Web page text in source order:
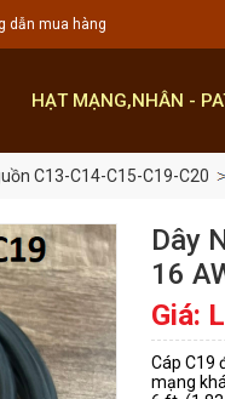
HẠT MẠNG,NHÂN -
C13-C14-C15-C19-C20
Dây
16
Giá:
Cáp C19
mạng
dẫn mua hàng